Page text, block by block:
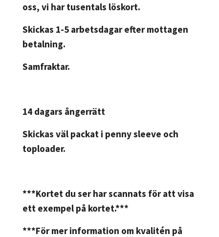
oss, vi har tusentals löskort.
Skickas 1-5 arbetsdagar efter mottagen
betalning.
Samfraktar.
14 dagars ångerrätt
Skickas väl packat i penny sleeve och
toploader.
***Kortet du ser har scannats för att visa
ett exempel på kortet.***
***För mer information om kvalitén på